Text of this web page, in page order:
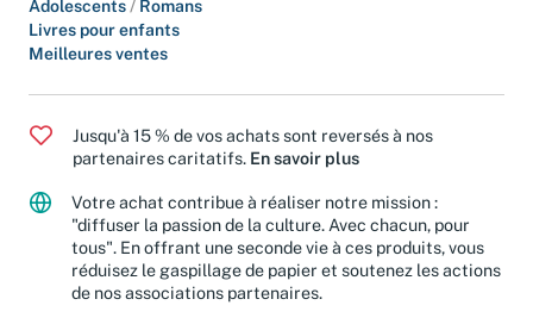
Adolescents / Romans
Livres pour enfants
Meilleures ventes
Jusqu'à 15 % de vos achats sont reversés à nos
partenaires caritatifs. En savoir plus
Votre achat contribue à réaliser notre mission :
"diffuser la passion de la culture. Avec chacun, pour
tous". En offrant une seconde vie à ces produits, vous
réduisez le gaspillage de papier et soutenez les actions
de nos associations partenaires.